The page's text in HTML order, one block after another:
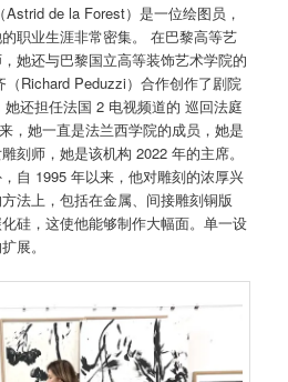
de la Forest）是一位绘图员，
职业生涯非常密集。 在巴黎高等艺
她还与巴黎国立高等装饰艺术学院的
（Richard Peduzzi）合作创作了剧院
还担任法国 2 电视频道的 巡回法庭
，她一直是法兰西学院的成员，她是
刻师，她是该机构 2022 年的主席。
自 1995 年以来，他对雕刻的浓厚兴
法上，包括在金属、间接雕刻铜版
硅，这使他能够制作大幅面。单一设
展。